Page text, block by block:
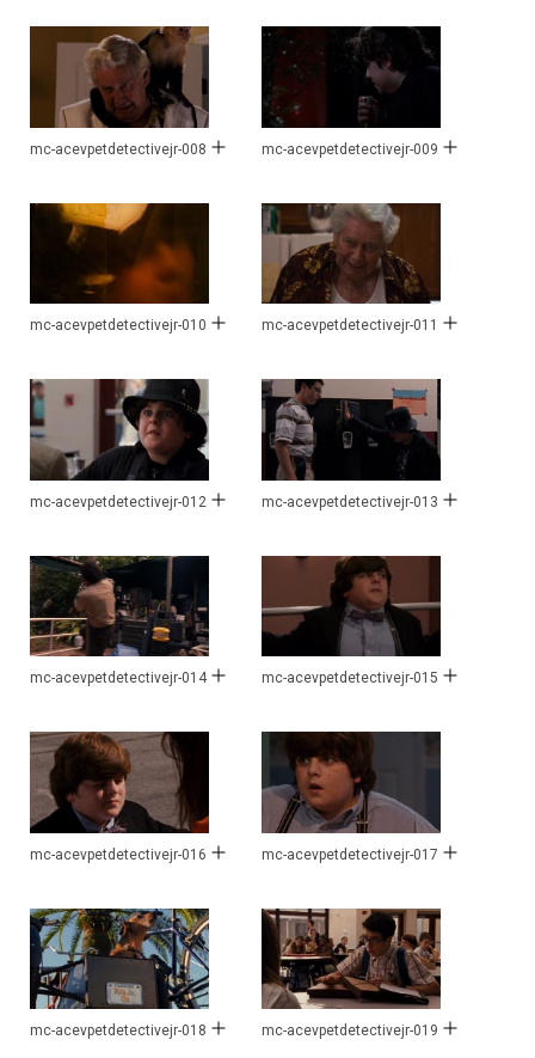
mc-acevpetdetectivejr-008 mc-acevpetdetectivejr-009
mc-acevpetdetectivejr-010 mc-acevpetdetectivejr-011
mc-acevpetdetectivejr-012 mc-acevpetdetectivejr-013
mc-acevpetdetectivejr-014 mc-acevpetdetectivejr-015
mc-acevpetdetectivejr-016 mc-acevpetdetectivejr-017
mc-acevpetdetectivejr-018 mc-acevpetdetectivejr-019